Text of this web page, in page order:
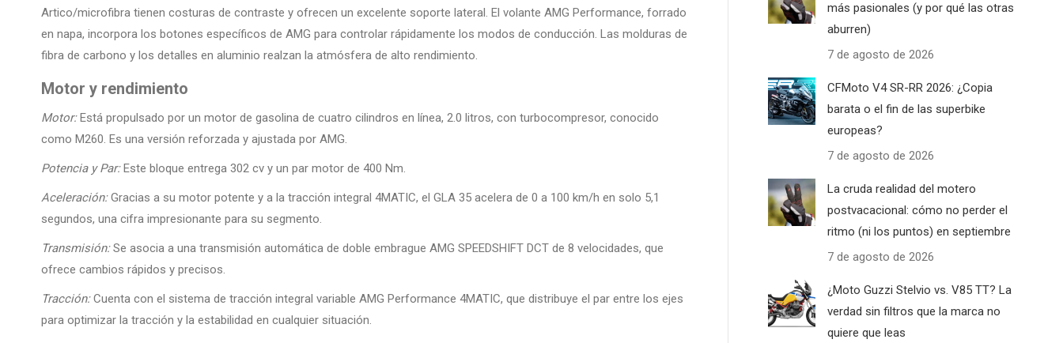
Artico/microfibra tienen costuras de contraste y ofrecen un excelente soporte lateral. El volante AMG Performance, forrado
en napa, incorpora los botones específicos de AMG para controlar rápidamente los modos de conducción. Las molduras de
fibra de carbono y los detalles en aluminio realzan la atmósfera de alto rendimiento.
Motor y rendimiento
Motor:Está propulsado por un motor de gasolina de cuatro cilindros en línea, 2.0 litros, con turbocompresor, conocido
como M260. Es una versión reforzada y ajustada por AMG.
Potencia y Par:Este bloque entrega 302 cv y un par motor de 400 Nm.
Aceleración:Gracias a su motor potente y a la tracción integral 4MATIC, el GLA 35 acelera de 0 a 100 km/h en solo 5,1
segundos, una cifra impresionante para su segmento.
Transmisión:Se asocia a una transmisión automática de doble embrague AMG SPEEDSHIFT DCT de 8 velocidades, que
ofrece cambios rápidos y precisos.
Tracción:Cuenta con el sistema de tracción integral variable AMG Performance 4MATIC, que distribuye el par entre los ejes
para optimizar la tracción y la estabilidad en cualquier situación.
más pasionales (y por qué las otras
aburren)
7 de agosto de 2026
CFMoto V4 SR-RR 2026: ¿Copia
barata o el fin de las superbike
europeas?
7 de agosto de 2026
La cruda realidad del motero
postvacacional: cómo no perder el
ritmo (ni los puntos) en septiembre
7 de agosto de 2026
¿Moto Guzzi Stelvio vs. V85 TT? La
verdad sin filtros que la marca no
quiere que leas